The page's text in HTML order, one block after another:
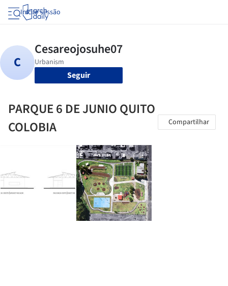
Iniciar sessão
Seguir
PARQUE 6 DE JUNIO QUITO
COLOBIA
Compartilhar